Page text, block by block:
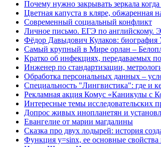
Почему нужно закрывать зеркала
Цветная капуста в кляре, обжаренная
Современный социальный конфликт
Личное письмо. ЕГЭ по английскому.
Фёдор Давыдович Кулаков: биография
Самый крупный в Мире орлан –
Кратко об инфекциях, передаваемых
Инженер по стандартизации,
Обработка персональных данных –
Специальность "Лингвистика": где и
Рекламная акция Комус «Каникулы с
Интересные темы исследовательских
Допрос живых инопланетян и
Евангелие от марии магдалины
Сказка про двух лодырей: история
Функция y=sinx, ее основные свойства